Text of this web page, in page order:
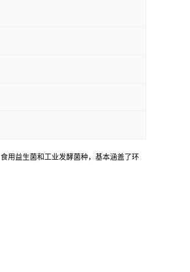
用益生菌和工业发酵菌种，基本涵盖了环